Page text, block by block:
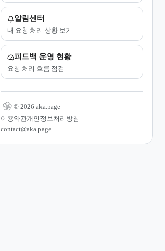
알림센터
내 요청 처리 상황 보기
피드백 운영 현황
요청 처리 흐름 점검
© 2026 aka.page
이용약관개인정보처리방침
contact@aka.page